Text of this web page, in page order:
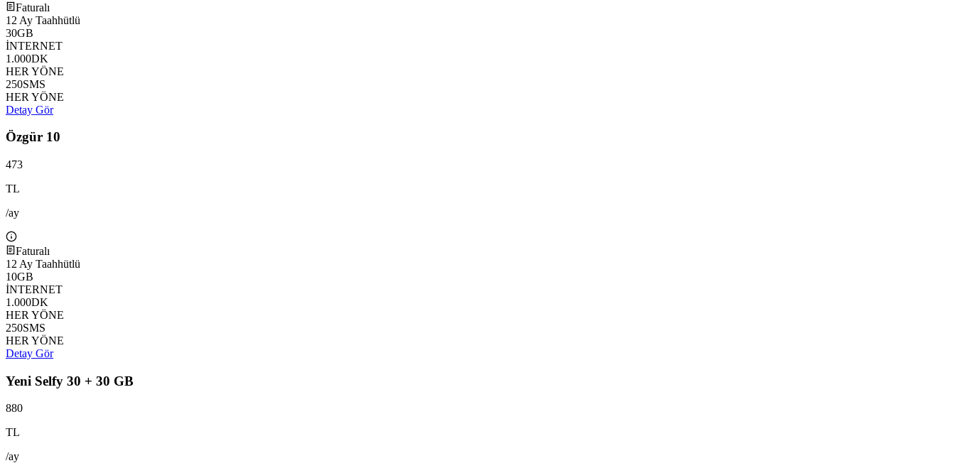
Faturalı
12 Ay Taahhütlü
30GB
İNTERNET
1.000DK
HER YÖNE
250SMS
HER YÖNE
Detay Gör
Özgür 10
473
TL
/ay
Faturalı
12 Ay Taahhütlü
10GB
İNTERNET
1.000DK
HER YÖNE
250SMS
HER YÖNE
Detay Gör
Yeni Selfy 30 + 30 GB
880
TL
/ay